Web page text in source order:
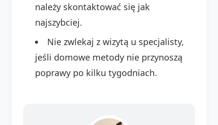
należy skontaktować się jak
najszybciej.
Nie zwlekaj z wizytą u specjalisty,
jeśli domowe metody nie przynoszą
poprawy po kilku tygodniach.